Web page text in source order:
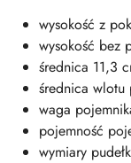
wysokość z
wysokość bez
średnica 11,3
średnica
waga
pojemność
wymiary